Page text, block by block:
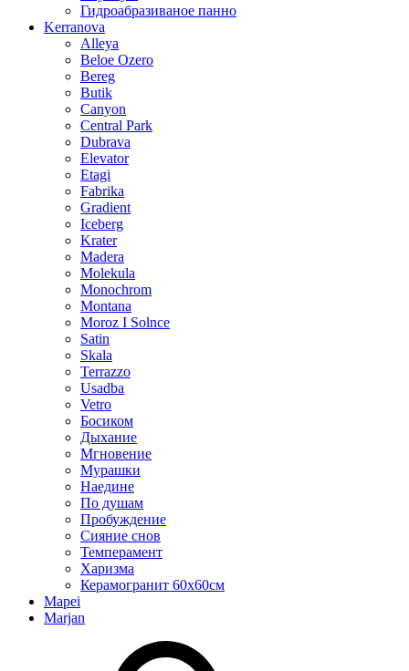
Гидроабразиваное панно
Kerranova
Alleya
Beloe Ozero
Bereg
Butik
Canyon
Central Park
Dubrava
Elevator
Etagi
Fabrika
Gradient
Iceberg
Krater
Madera
Molekula
Monochrom
Montana
Moroz I Solnce
Satin
Skala
Terrazzo
Usadba
Vetro
Босиком
Дыхание
Мгновение
Мурашки
Наедине
По душам
Пробуждение
Сияние снов
Темперамент
Харизма
Керамогранит 60х60см
Mapei
Marjan